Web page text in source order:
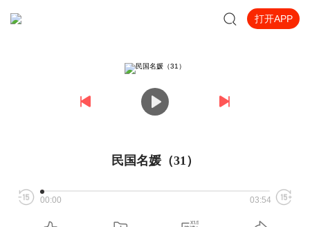
打开APP
民国名媛（31）
00:00 03:54